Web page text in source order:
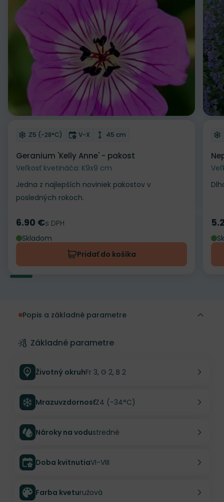
Odober do zoznamu želaní
Mrazuvzdornosť
Z5 (-28°C) Doba kvitnutia
V-X Výška rastliny
45 cm
Geranium 'Kelly Anne' - pakost
Veľkosť kvetináča: K9x9 cm
Jedna z najlepších noviniek pakostov v
posledných rokoch.
Cena
6.90 €s DPH
Skladom
Pridať do košíka
Popis a základné parametre
Základné parametre
Životný okruhFr 3, G 2, B 2
MrazuvzdornosťZ4 (-34°C)
Nároky na vodustredné
Doba kvitnutiaVI-VIII
Farba kveturužová